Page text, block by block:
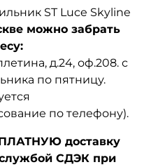
ST Luce Skyline
можно забрать
д.24, оф.208. с
по пятницу.
по телефону).
доставку
СДЭК при